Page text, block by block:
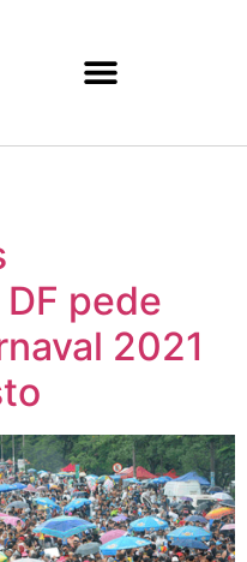
pede
2021